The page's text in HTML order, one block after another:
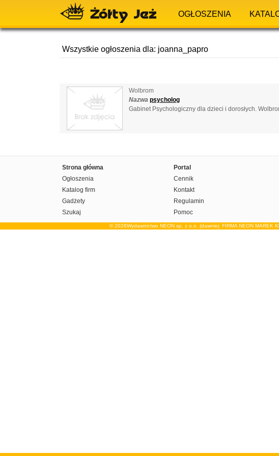
OGŁOSZENIA
Wszystkie ogłoszenia dla: joanna_papro
Wolbrom
Nazwa psycholog
Gabinet Psychologiczny dla dzieci i dorosłych.
Strona główna
Ogłoszenia
Katalog firm
Gadżety
Szukaj
Portal
Cennik
Kontakt
Regulamin
Pomoc
© 2026Wydawnictwo NEON sp. z o.o. (dawniej: FIRMA NEON MAREK